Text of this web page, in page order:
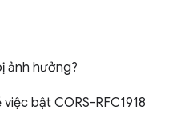
ảnh hưởng?
bật CORS-RFC1918